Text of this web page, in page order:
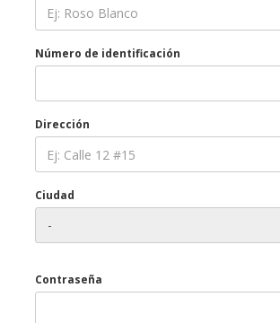
Número de identificación
Dirección
Ciudad
Contraseña